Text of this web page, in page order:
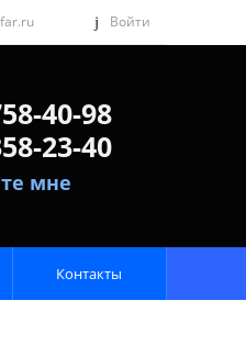
Войти
40-98
23-40
мне
Контакты